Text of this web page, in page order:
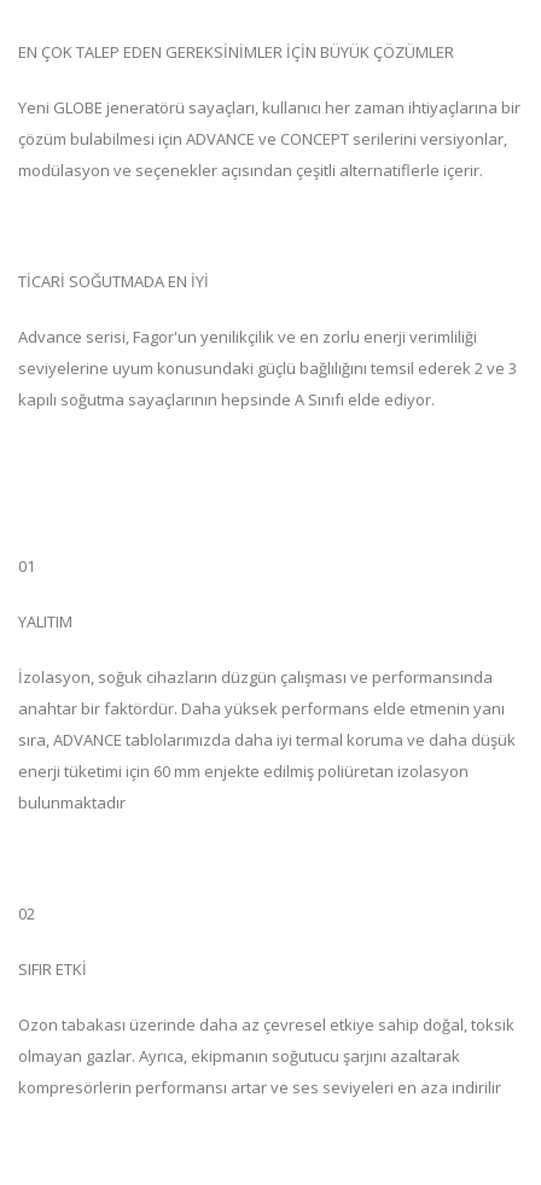
EN ÇOK TALEP EDEN GEREKSİNİMLER İÇİN BÜYÜK ÇÖZÜMLER
Yeni GLOBE jeneratörü sayaçları, kullanıcı her zaman ihtiyaçlarına bir
çözüm bulabilmesi için ADVANCE ve CONCEPT serilerini versiyonlar,
modülasyon ve seçenekler açısından çeşitli alternatiflerle içerir.
TİCARİ SOĞUTMADA EN İYİ
Advance serisi, Fagor'un yenilikçilik ve en zorlu enerji verimliliği
seviyelerine uyum konusundaki güçlü bağlılığını temsil ederek 2 ve 3
kapılı soğutma sayaçlarının hepsinde A Sınıfı elde ediyor.
01
YALITIM
İzolasyon, soğuk cihazların düzgün çalışması ve performansında
anahtar bir faktördür. Daha yüksek performans elde etmenin yanı
sıra, ADVANCE tablolarımızda daha iyi termal koruma ve daha düşük
enerji tüketimi için 60 mm enjekte edilmiş poliüretan izolasyon
bulunmaktadır
02
SIFIR ETKİ
Ozon tabakası üzerinde daha az çevresel etkiye sahip doğal, toksik
olmayan gazlar. Ayrıca, ekipmanın soğutucu şarjını azaltarak
kompresörlerin performansı artar ve ses seviyeleri en aza indirilir